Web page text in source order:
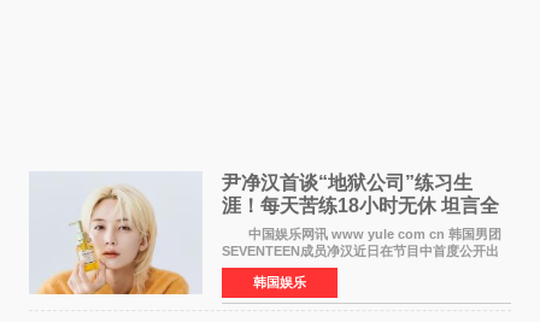
尹净汉首谈“地狱公司”练习生
涯！每天苦练18小时无休 坦言全
靠成员撑过来
中国娱乐网讯 www yule com cn 韩国男团
SEVENTEEN成员净汉近日在节目中首度公开出
道前的残酷练习生经历，并提及经纪公司Pledis
娱乐，引发广泛关注。 在8月2日播出的日本
TBS综艺节目《周
韩国娱乐